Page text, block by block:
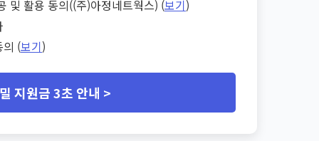
및 활용 동의((주)아정네트웍스) (보기)
의 (보기)
지원금 3초 안내 >